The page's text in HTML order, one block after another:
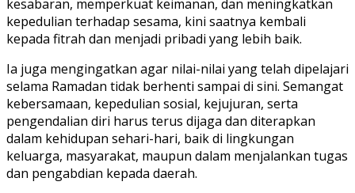
kesabaran, memperkuat keimanan, dan meningkatkan
kepedulian terhadap sesama, kini saatnya kembali
kepada fitrah dan menjadi pribadi yang lebih baik.
Ia juga mengingatkan agar nilai-nilai yang telah dipelajari
selama Ramadan tidak berhenti sampai di sini. Semangat
kebersamaan, kepedulian sosial, kejujuran, serta
pengendalian diri harus terus dijaga dan diterapkan
dalam kehidupan sehari-hari, baik di lingkungan
keluarga, masyarakat, maupun dalam menjalankan tugas
dan pengabdian kepada daerah.